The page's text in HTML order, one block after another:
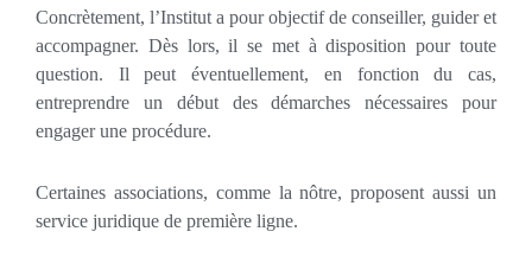
Concrètement, l’Institut a pour objectif de conseiller, guider et
accompagner. Dès lors, il se met à disposition pour toute
question. Il peut éventuellement, en fonction du cas,
entreprendre un début des démarches nécessaires pour
engager une procédure.
Certaines associations, comme la nôtre, proposent aussi un
service juridique de première ligne.